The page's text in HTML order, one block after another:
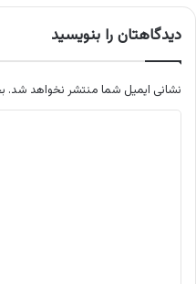
دیدگاهتان را بنویسید
نشانی ایمیل شما منتشر نخواهد شد.